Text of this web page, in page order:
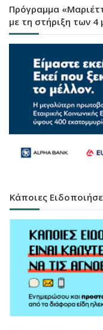
Πρόγραμμα
με τη στήριξη των
Κάποιες